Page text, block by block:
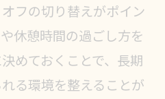
フの切り替えがポイン
休憩時間の過ごし方を
めておくことで、長期
る環境を整えることが